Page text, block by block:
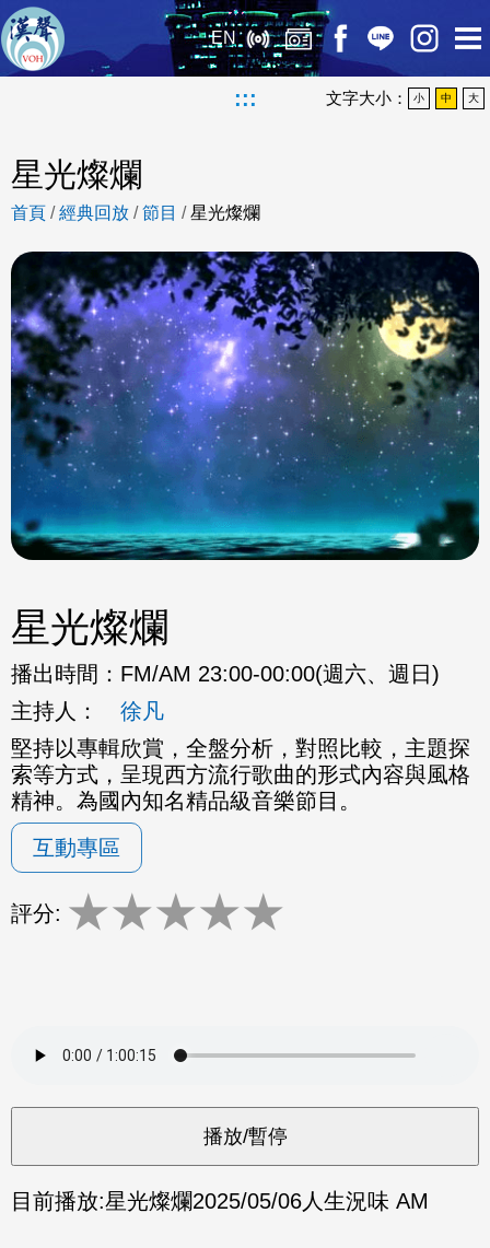
EN
::: 文字大小： 小 中 大
星光燦爛
首頁 /經典回放 /節目 /星光燦爛
星光燦爛
播出時間： FM/AM 23:00-00:00(週六、週日)
主持人：
徐凡
堅持以專輯欣賞，全盤分析，對照比較，主題探
索等方式，呈現西方流行歌曲的形式內容與風格
精神。為國內知名精品級音樂節目。
互動專區
評分: ★★★★★
目前播放:星光燦爛2025/05/06人生況味 AM